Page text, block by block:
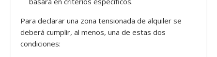
Para declarar una zona tensionada de alquiler se
deberá cumplir, al menos, una de estas dos
condiciones: